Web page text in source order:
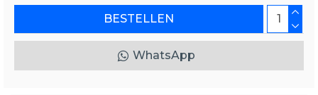
BESTELLEN
WhatsApp